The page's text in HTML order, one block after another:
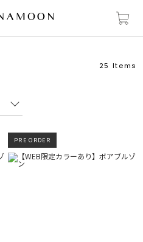
25 Items
PRE ORDER